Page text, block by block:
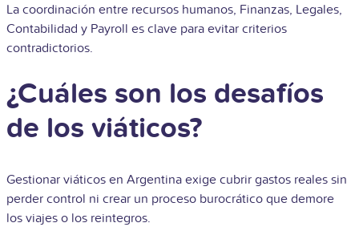
La coordinación entre recursos humanos, Finanzas, Legales,
Contabilidad y Payroll es clave para evitar criterios
contradictorios.
¿Cuáles son los desafíos
de los viáticos?
Gestionar viáticos en Argentina exige cubrir gastos reales sin
perder control ni crear un proceso burocrático que demore
los viajes o los reintegros.